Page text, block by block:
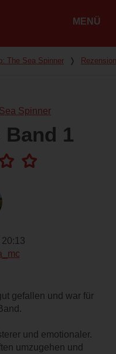
MENÜ
The Sea Spinner ❭
Spinner
1
gefallen und war für
und emotionaler.
umzugehen und